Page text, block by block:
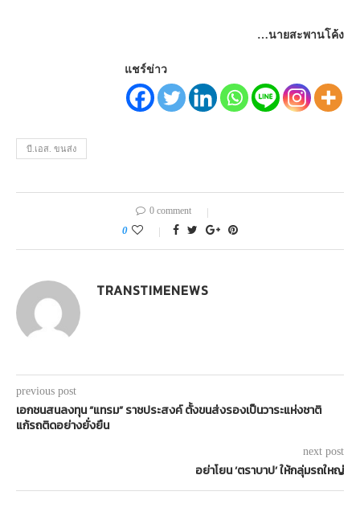
…นายสะพานโค้ง
แชร์ข่าว
บี.เอส. ขนส่ง
0 comment
0
TRANSTIMENEWS
previous post
เอกชนสนลงทุน “แทรม” ราชประสงค์ ตั้งขนส่งรองเป็นวาระแห่งชาติ
แก้รถติดอย่างยั่งยืน
next post
อย่าโยน ‘ตราบาป’ ให้กลุ่มรถใหญ่